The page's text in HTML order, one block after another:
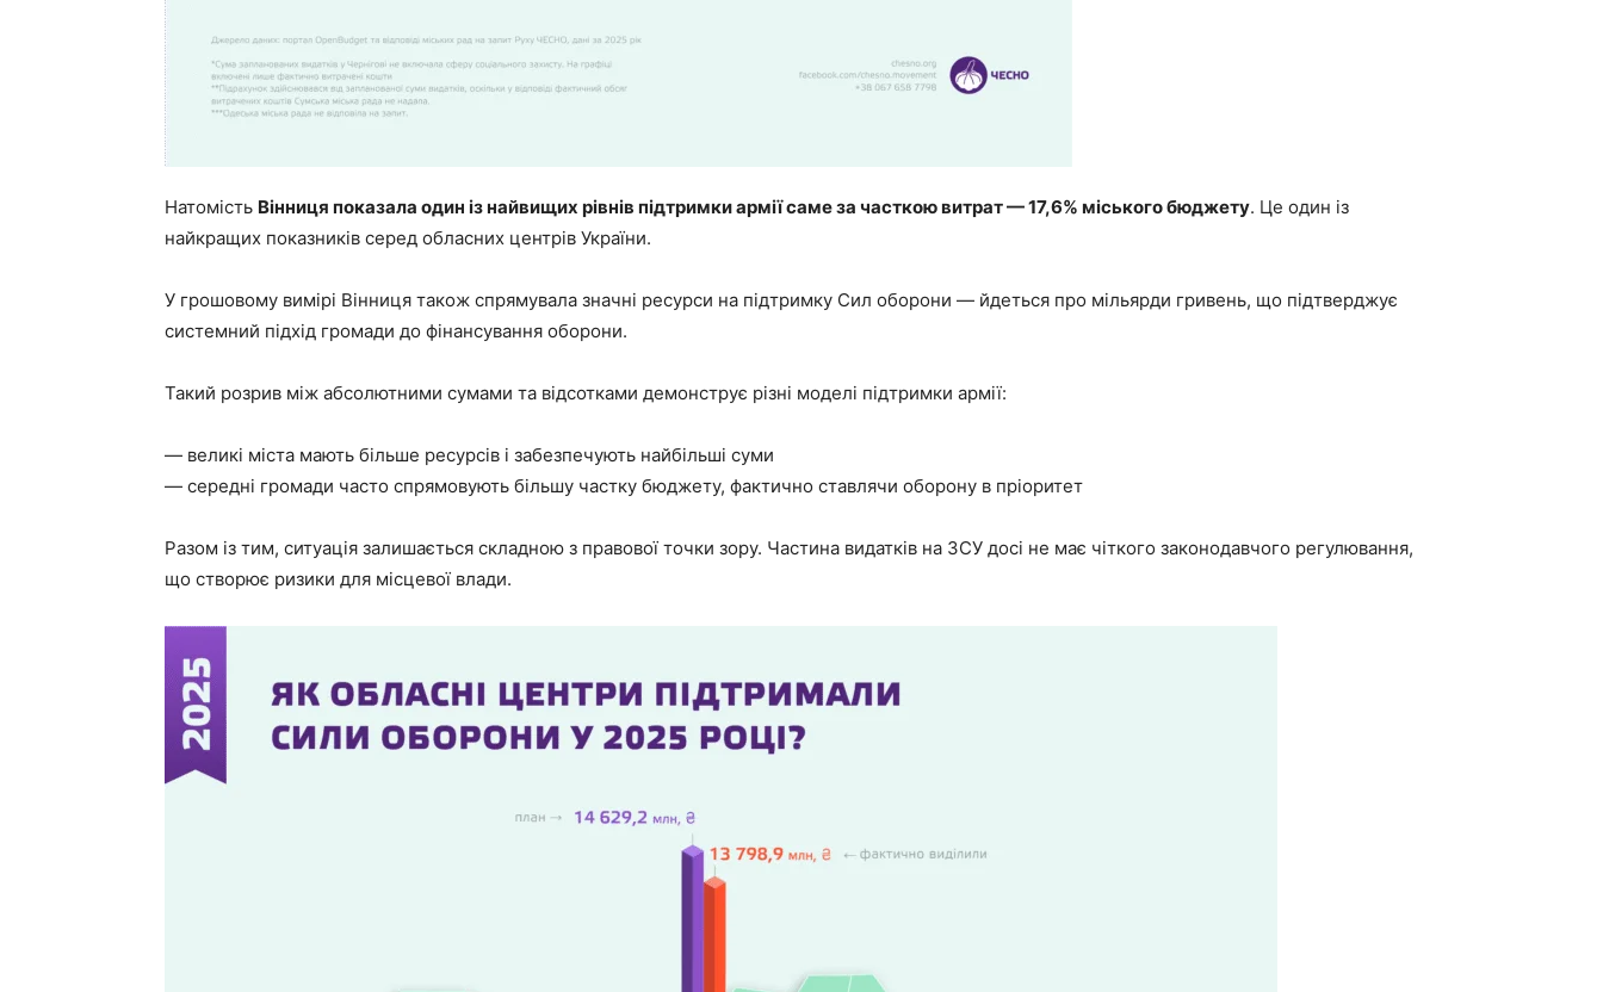
Натомість Вінниця показала один із найвищих рівнів підтримки армії саме за часткою витрат — 17,6% міського бюджету. Це один із
найкращих показників серед обласних центрів України.
У грошовому вимірі Вінниця також спрямувала значні ресурси на підтримку Сил оборони — йдеться про мільярди гривень, що підтверджує
системний підхід громади до фінансування оборони.
Такий розрив між абсолютними сумами та відсотками демонструє різні моделі підтримки армії:
— великі міста мають більше ресурсів і забезпечують найбільші суми
— середні громади часто спрямовують більшу частку бюджету, фактично ставлячи оборону в пріоритет
Разом із тим, ситуація залишається складною з правової точки зору. Частина видатків на ЗСУ досі не має чіткого законодавчого регулювання,
що створює ризики для місцевої влади.